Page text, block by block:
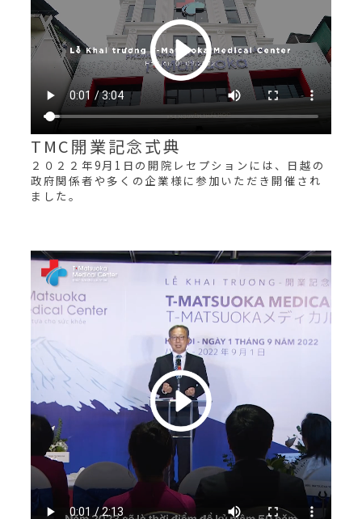
TMC開業記念式典
２０２２年9月1日の開院レセプションには、日越の
政府関係者や多くの企業様に参加いただき開催され
ました。